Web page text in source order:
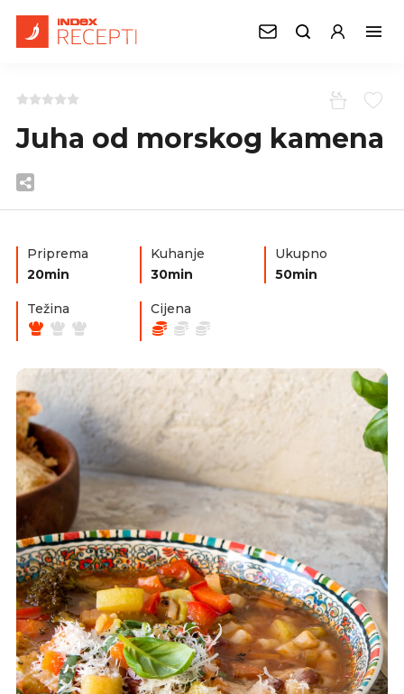
Juha od morskog kamena
Priprema
20min
Kuhanje
30min
Ukupno
50min
Težina Cijena